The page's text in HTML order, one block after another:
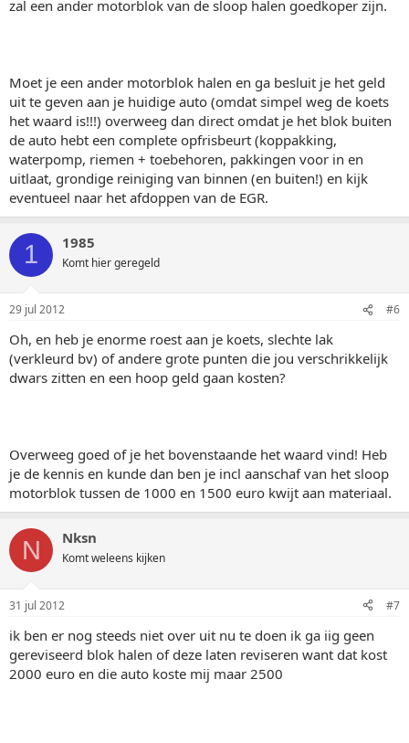
zal een ander motorblok van de sloop halen goedkoper zijn.
Moet je een ander motorblok halen en ga besluit je het geld
uit te geven aan je huidige auto (omdat simpel weg de koets
het waard is!!!) overweeg dan direct omdat je het blok buiten
de auto hebt een complete opfrisbeurt (koppakking,
waterpomp, riemen + toebehoren, pakkingen voor in en
uitlaat, grondige reiniging van binnen (en buiten!) en kijk
eventueel naar het afdoppen van de EGR.
1 1985
Komt hier geregeld
29 jul 2012 #6
Oh, en heb je enorme roest aan je koets, slechte lak
(verkleurd bv) of andere grote punten die jou verschrikkelijk
dwars zitten en een hoop geld gaan kosten?
Overweeg goed of je het bovenstaande het waard vind! Heb
je de kennis en kunde dan ben je incl aanschaf van het sloop
motorblok tussen de 1000 en 1500 euro kwijt aan materiaal.
N Nksn
Komt weleens kijken
31 jul 2012 #7
ik ben er nog steeds niet over uit nu te doen ik ga iig geen
gereviseerd blok halen of deze laten reviseren want dat kost
2000 euro en die auto koste mij maar 2500